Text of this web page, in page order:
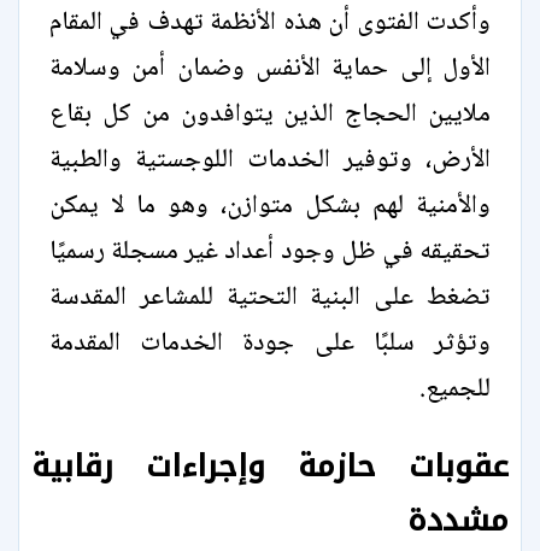
وأكدت الفتوى أن هذه الأنظمة تهدف في المقام
الأول إلى حماية الأنفس وضمان أمن وسلامة
ملايين الحجاج الذين يتوافدون من كل بقاع
الأرض، وتوفير الخدمات اللوجستية والطبية
والأمنية لهم بشكل متوازن، وهو ما لا يمكن
تحقيقه في ظل وجود أعداد غير مسجلة رسميًا
تضغط على البنية التحتية للمشاعر المقدسة
وتؤثر سلبًا على جودة الخدمات المقدمة
للجميع.
عقوبات حازمة وإجراءات رقابية
مشددة